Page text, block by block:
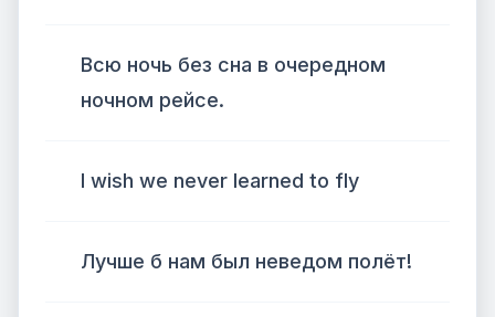
Всю ночь без сна в очередном
ночном рейсе.
I wish we never learned to fly
Лучше б нам был неведом полёт!